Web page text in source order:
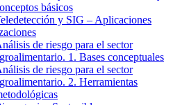
básicos
y SIG – Aplicaciones
de riesgo para el sector
1. Bases conceptuales
de riesgo para el sector
2. Herramientas